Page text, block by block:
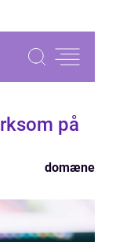
på
domæne